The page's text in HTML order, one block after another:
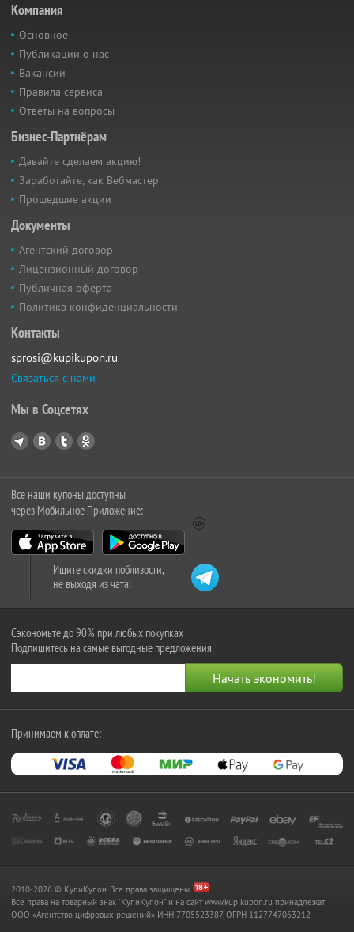
Компания
Основное
Публикации о нас
Вакансии
Правила сервиса
Ответы на вопросы
Бизнес-Партнёрам
Давайте сделаем акцию!
Заработайте, как Вебмастер
Прошедшие акции
Документы
Агентский договор
Лицензионный договор
Публичная оферта
Политика конфиденциальности
Контакты
sprosi@kupikupon.ru
Связаться с нами
Мы в Соцсетях
Все наши купоны доступны
через Мобильное Приложение:
Ищите скидки поблизости,
не выходя из чата:
Сэкономьте до 90% при любых покупках
Подпишитесь на самые выгодные предложения
Принимаем к оплате:
2010-2026 © КупиКупон. Все права защищены.
Все права на товарный знак "КупиКупон" и на сайт www.kupikupon.ru принадлежат
OOO «Агентство цифровых решений» ИНН 7705523387, ОГРН 1127747063212